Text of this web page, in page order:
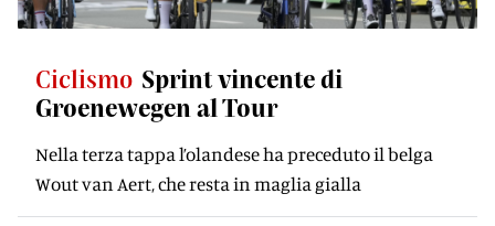
Ciclismo Sprint vincente di
Groenewegen al Tour
Nella terza tappa l’olandese ha preceduto il belga
Wout van Aert, che resta in maglia gialla